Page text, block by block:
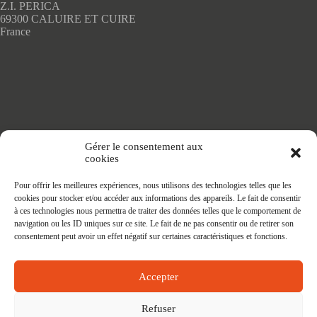
Gérer le consentement aux
cookies
Pour offrir les meilleures expériences, nous utilisons des technologies telles que les
cookies pour stocker et/ou accéder aux informations des appareils. Le fait de consentir
à ces technologies nous permettra de traiter des données telles que le comportement de
navigation ou les ID uniques sur ce site. Le fait de ne pas consentir ou de retirer son
consentement peut avoir un effet négatif sur certaines caractéristiques et fonctions.
Accepter
Refuser
du
produit
Z.I. PERICA
69300 CALUIRE ET CUIRE
France
Adhésifs SANS PVC
Nappes
Protège Table
Nappes SANS PVC
Tapis PRATIC
Affaires à faire